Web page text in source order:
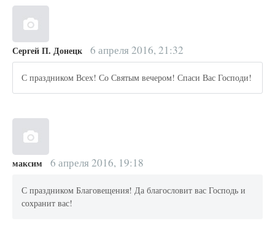
Сергей П. Донецк 6 апреля 2016, 21:32
С праздником Всех! Со Святым вечером! Спаси Вас Господи!
максим 6 апреля 2016, 19:18
С праздником Благовещения! Да благословит вас Господь и
сохранит вас!